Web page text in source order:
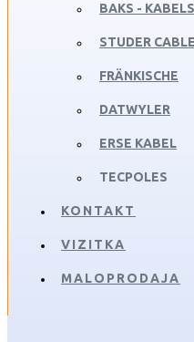
BAKS -
STUDER
FRÄNKISCHE
DATWYLER
ERSE KABEL
TECPOLES
KONTAKT
VIZITKA
MALOPRODAJA